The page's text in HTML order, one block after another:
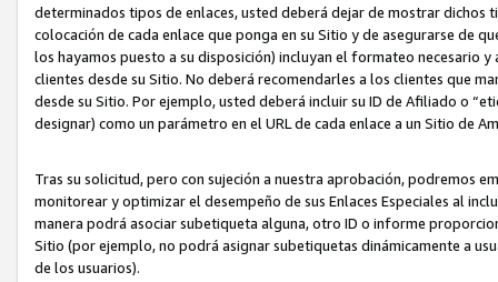
determinados tipos de enlaces, usted deberá dejar de mostrar dichos
colocación de cada enlace que ponga en su Sitio y de asegurarse de
los hayamos puesto a su disposición) incluyan el formateo necesario
clientes desde su Sitio. No deberá recomendarles a los clientes que
desde su Sitio. Por ejemplo, usted deberá incluir su ID de Afiliado o
designar) como un parámetro en el URL de cada enlace a un Sitio de
Tras su solicitud, pero con sujeción a nuestra aprobación, podremos
monitorear y optimizar el desempeño de sus Enlaces Especiales al
manera podrá asociar subetiqueta alguna, otro ID o informe
Sitio (por ejemplo, no podrá asignar subetiquetas dinámicamente a
de los usuarios).